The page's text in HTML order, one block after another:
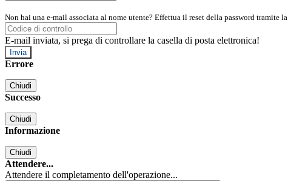
Non hai una e-mail associata al nome utente? Effettua il reset della password tramite la
E-mail inviata, si prega di controllare la casella di posta elettronica!
Errore
Chiudi
Successo
Chiudi
Informazione
Chiudi
Attendere...
Attendere il completamento dell'operazione...